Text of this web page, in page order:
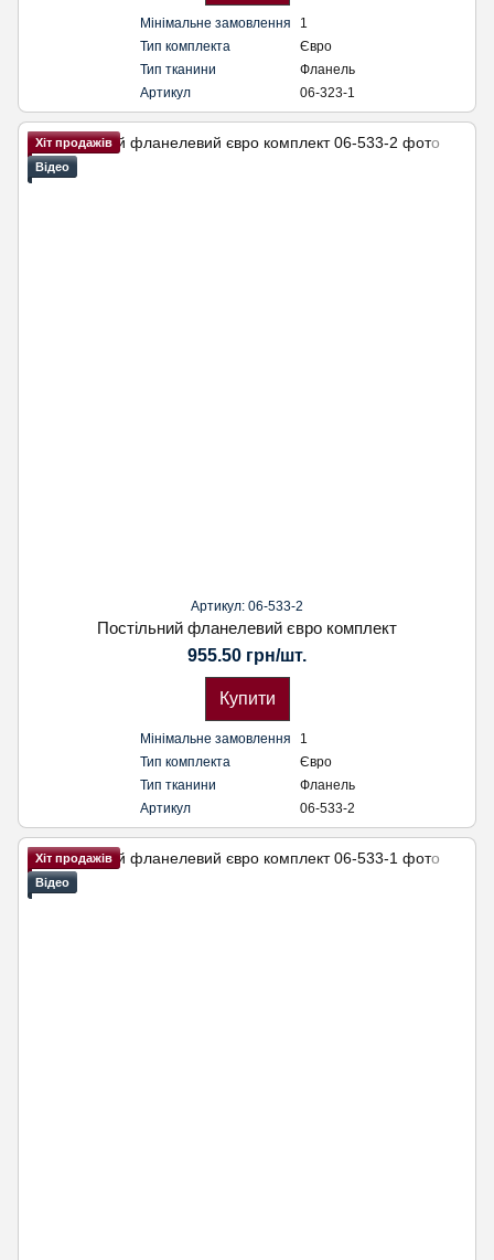
Мінімальне замовлення
1
Тип комплекта
Євро
Тип тканини
Фланель
Артикул
06-323-1
Хіт продажів
Відео
Артикул: 06-533-2
Постільний фланелевий євро комплект
955.50 грн/шт.
Купити
Мінімальне замовлення
1
Тип комплекта
Євро
Тип тканини
Фланель
Артикул
06-533-2
Хіт продажів
Відео